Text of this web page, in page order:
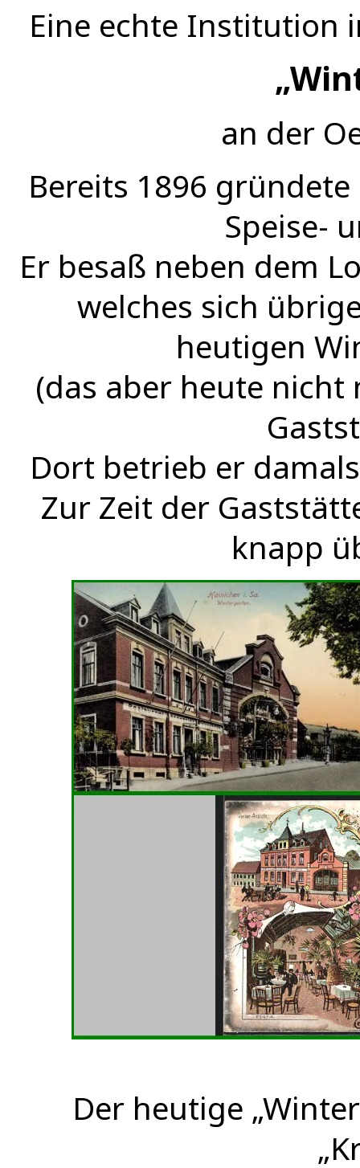
Eine echte Institution
an der
Bereits 1896
Speise-
Er besaß neben dem
welches sich
heutigen
(das aber heute
Dort betrieb er
Zur Zeit der
knapp
Der heutige